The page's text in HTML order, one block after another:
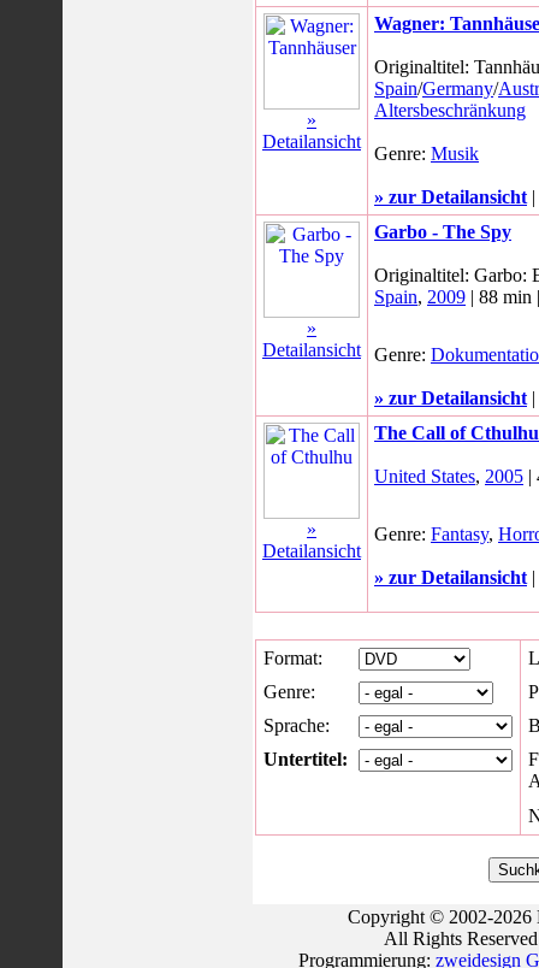
»
Detailansicht
Wagner:
Originaltitel:
Spain/Germany/
Altersbeschränkung
Genre: Musik
» zur Detailansicht |
»
Detailansicht
Garbo - The Spy
Originaltitel: Garbo:
Spain, 2009 | 88 min
Genre:
» zur Detailansicht |
»
Detailansicht
The Call of Cthulhu
United States, 2005 |
Genre: Fantasy,
» zur Detailansicht |
Format:
Genre:
Sprache:
Untertitel:
Copyright © 2002-2026
All Rights
Programmierung: zweidesign